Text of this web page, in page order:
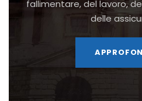
fallimentare, del lavoro,
delle